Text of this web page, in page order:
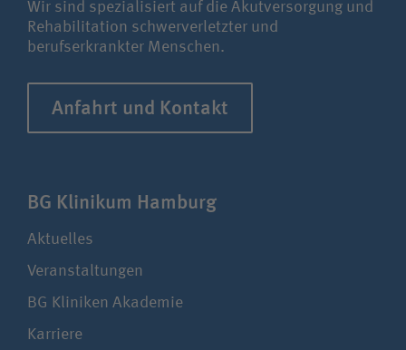
Wir sind spezialisiert auf die Akutversorgung und
Rehabilitation schwerverletzter und
berufserkrankter Menschen.
Anfahrt und Kontakt
BG Klinikum Hamburg
Aktuelles
Veranstaltungen
BG Kliniken Akademie
Karriere